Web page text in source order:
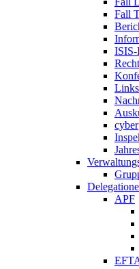
Fall
ISIS-
Links
cyber
APF